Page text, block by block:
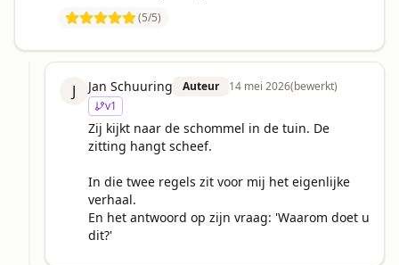
(5/5)
J Jan Schuuring Auteur 14 mei 2026(bewerkt)
v1
Zij kijkt naar de schommel in de tuin. De
zitting hangt scheef.
In die twee regels zit voor mij het eigenlijke
verhaal.
En het antwoord op zijn vraag: 'Waarom doet u
dit?'